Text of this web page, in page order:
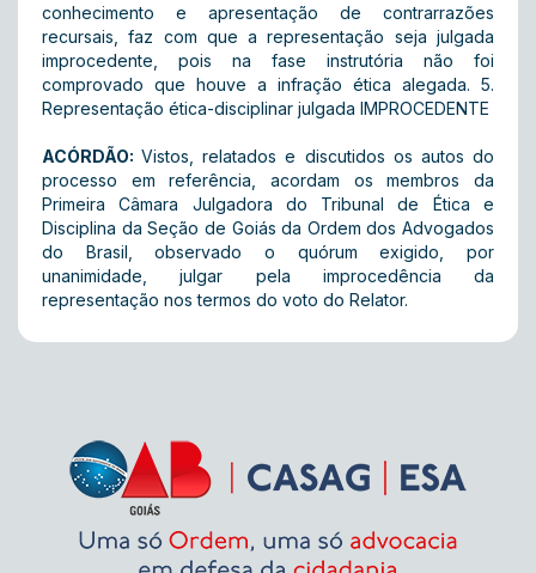
conhecimento e apresentação de contrarrazões
recursais, faz com que a representação seja julgada
improcedente, pois na fase instrutória não foi
comprovado que houve a infração ética alegada. 5.
Representação ética-disciplinar julgada IMPROCEDENTE
ACÓRDÃO:Vistos, relatados e discutidos os autos do
processo em referência, acordam os membros da
Primeira Câmara Julgadora do Tribunal de Ética e
Disciplina da Seção de Goiás da Ordem dos Advogados
do Brasil, observado o quórum exigido, por
unanimidade, julgar pela improcedência da
representação nos termos do voto do Relator.